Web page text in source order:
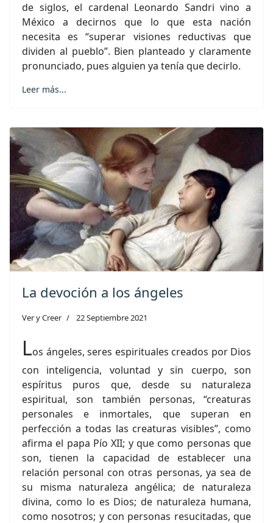
de siglos, el cardenal Leonardo Sandri vino a
México a decirnos que lo que esta nación
necesita es “superar visiones reductivas que
dividen al pueblo”. Bien planteado y claramente
pronunciado, pues alguien ya tenía que decirlo.
Leer más...
La devoción a los ángeles
Ver y Creer 22 Septiembre 2021
Los ángeles, seres espirituales creados por Dios
con inteligencia, voluntad y sin cuerpo, son
espíritus puros que, desde su naturaleza
espiritual, son también personas, “creaturas
personales e inmortales, que superan en
perfección a todas las creaturas visibles”, como
afirma el papa Pío XII; y que como personas que
son, tienen la capacidad de establecer una
relación personal con otras personas, ya sea de
su misma naturaleza angélica; de naturaleza
divina, como lo es Dios; de naturaleza humana,
como nosotros; y con personas resucitadas, que